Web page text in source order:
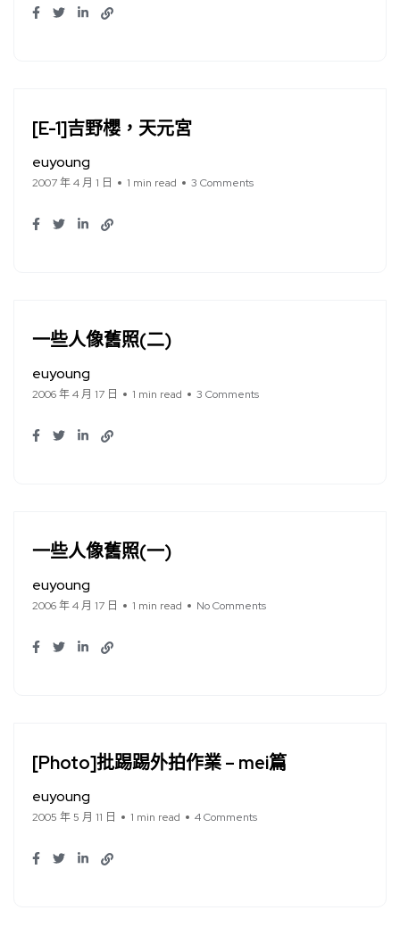
[E-1]吉野櫻，天元宮
euyoung
2007 年 4 月 1 日 1 min read 3 Comments
一些人像舊照(二)
euyoung
2006 年 4 月 17 日 1 min read 3 Comments
一些人像舊照(一)
euyoung
2006 年 4 月 17 日 1 min read No Comments
[Photo]批踢踢外拍作業 – mei篇
euyoung
2005 年 5 月 11 日 1 min read 4 Comments